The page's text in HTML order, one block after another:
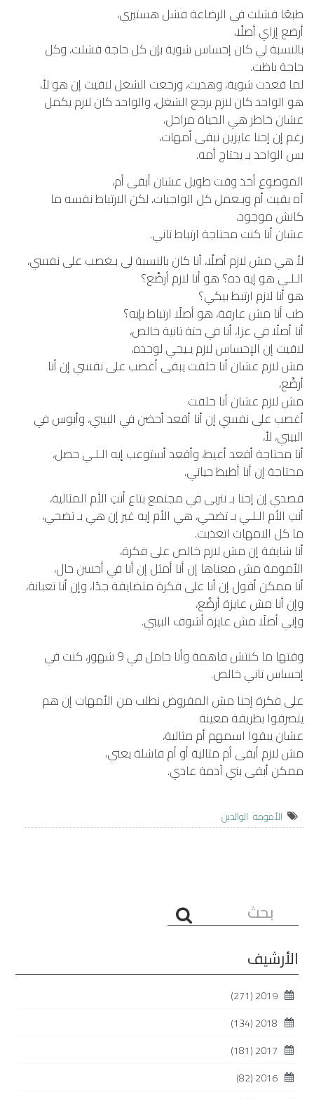
طبعًا فشلت في الرضاعة فشل هستيري،
أرضع إزاي أصلًا،
بالنسبة لي كان إحساس شوية بإن كل حاجة فشلت، وكل
حاجة باظت.
لما قعدت شوية، وهديت، ورجعت الشغل لاقيت إن هو لأ،
هو الواحد كان لازم يرجع الشغل، والواحد كان لازم يكمل
عشان خاطر هي الحياة مراحل،
رغم إن إحنا عايزين نبقى أمهات،
بس الواحد بـ يحتاج أمه.
الموضوع أخذ وقت طويل عشان أبقى أم،
آه بقيت أم وبـعمل كل الواجبات، لكن الارتباط نفسه ما
كانش موجود،
عشان أنا كنت محتاجة ارتباط تاني.
لأ هي مش لازم أصلًا، أنا كان بالنسبة لي بـغصب على نفسي،
الـلـي هو إيه ده؟ هو أنا لازم أرضَّع؟
هو أنا لازم ارتبط بيكي؟
طب أنا مش عارفة، هو أصلًا ارتباط بإيه؟
أنا أصلًا في عزا، أنا في حتة تانية خالص،
لاقيت إن الإحساس لازم يـيجي لوحده،
مش لازم عشان أنا خلفت يبقى أغصب على نفسي إن أنا
أرضَّع،
مش لازم عشان أنا خلفت
أغصب على نفسي إن أنا أقعد أحضن في البيبي، وأبوس في
البيبي، لأ،
أنا محتاجة أقعد أعيط، وأقعد أستوعب إيه الـلـي حصل،
محتاجة إن أنا أظبط حياتي.
قصدي إن إحنا بـ نتربى في مجتمع بتاع أنتِ الأم المثالية،
أنتِ الأم الـلـي بـ تضحي، هي الأم إيه غير إن هي بـ تضحي،
ما كل الامهات اتعذبت.
أنا شايفة إن مش لازم خالص على فكرة،
الأمومة مش معناها إن أنا أمثل إن أنا في أحسن حال،
أنا ممكن أقول إن أنا على فكرة متضايقة جدًا، وإن أنا تعبانة،
وإن أنا مش عايزة أرضَّع،
وإني أصلًا مش عايزة أشوف البيبي.
وقتها ما كنتش فاهمة وأنا حامل في 9 شهور، كنت في
إحساس تاني خالص.
على فكرة إحنا مش المفروض نطلب من الأمهات إن هم
يتصرفوا بطريقة معينة
عشان يبقوا اسمهم أم مثالية،
مش لازم أبقى أم مثالية أو أم فاشلة يعني،
ممكن أبقى بني آدمة عادي.
الأمومة الوالدين
البحث...
الأرشيف
2019
(271)
2018
(134)
2017
(181)
2016
(82)